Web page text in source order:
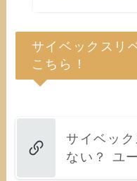
サイベックスリ
こちら！
サイベッ
ない？ ユ